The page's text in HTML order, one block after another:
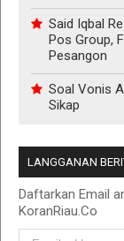
Said Iqbal
Pos Group,
Pesangon
Soal Vonis
Sikap
LANGGANAN
Daftarkan Email
KoranRiau.Co